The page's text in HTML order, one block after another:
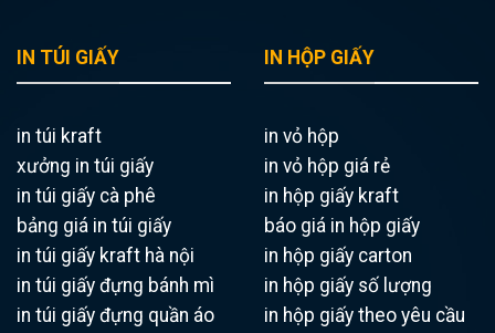
IN TÚI GIẤY
in túi kraft
xưởng in túi giấy
in túi giấy cà phê
bảng giá in túi giấy
in túi giấy kraft hà nội
in túi giấy đựng bánh mì
in túi giấy đựng quần áo
IN HỘP GIẤY
in vỏ hộp
in vỏ hộp giá rẻ
in hộp giấy kraft
báo giá in hộp giấy
in hộp giấy carton
in hộp giấy số lượng
in hộp giấy theo yêu cầu